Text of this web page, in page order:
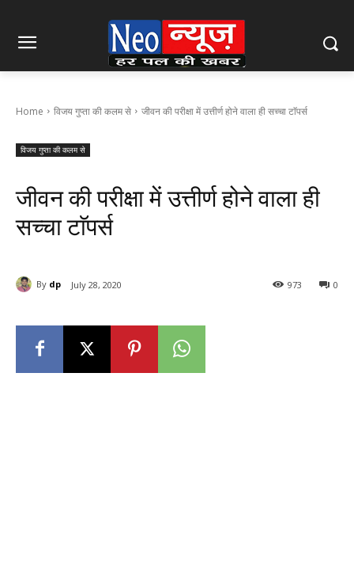
Home विजय गुप्ता की कलम से जीवन की परीक्षा में उत्तीर्ण होने वाला ही सच्चा टाॅपर्स
विजय गुप्ता की कलम से
जीवन की परीक्षा में उत्तीर्ण होने वाला ही
सच्चा टाॅपर्स
By dp July 28, 2020 0
973